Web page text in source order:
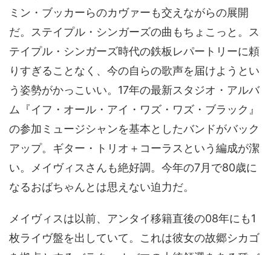
ミン・ブッカーらのカヴァーも交えながらの展開
だ。ステイプル・シンガーズの曲もちょこっと。ス
テイプル・シンガーズ時代の鉄板レパートリーに頼
りすぎることなく、今の自らの歌声を届けようとい
う姿勢がかっこいい。17年の最新スタジオ・アルバ
ム『イフ・オール・アイ・ワズ・ワズ・ブラック』
の参加ミュージシャンを基本としたバンドがバック
アップ。ギター・トリオ＋コーラスという編成が潔
い。メイヴィスさんも絶好調。今年の7月で80歳に
なるおばちゃんとは思えない迫力だ。
メイヴィスは以前、アンタイ移籍直後の08年にも1
枚ライヴ盤を出していて。これは彼女の故郷シカゴ